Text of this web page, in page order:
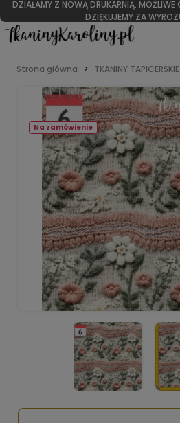
DZIAŁAMY Z NOWĄ DRUKARNIĄ. MOŻLIWE
DZIĘKUJEMY ZA
Strona główna TKANINY TAPICERSKIE
Na zamówienie